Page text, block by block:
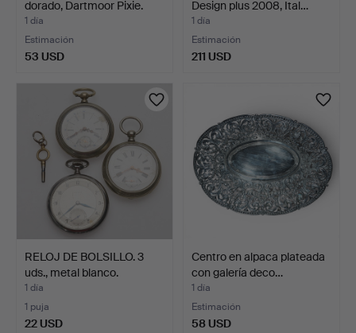
dorado, Dartmoor Pixie.
1 día
Estimación
53 USD
Design plus 2008, Ital…
1 día
Estimación
211 USD
RELOJ DE BOLSILLO. 3
uds., metal blanco.
1 día
1 puja
22 USD
Centro en alpaca plateada
con galería deco…
1 día
Estimación
58 USD